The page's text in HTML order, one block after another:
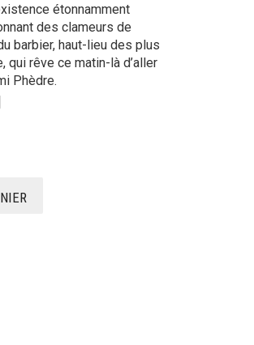
étonnamment
des clameurs de
barbier, haut-lieu des plus
qui rêve ce matin-là d’aller
Phèdre.